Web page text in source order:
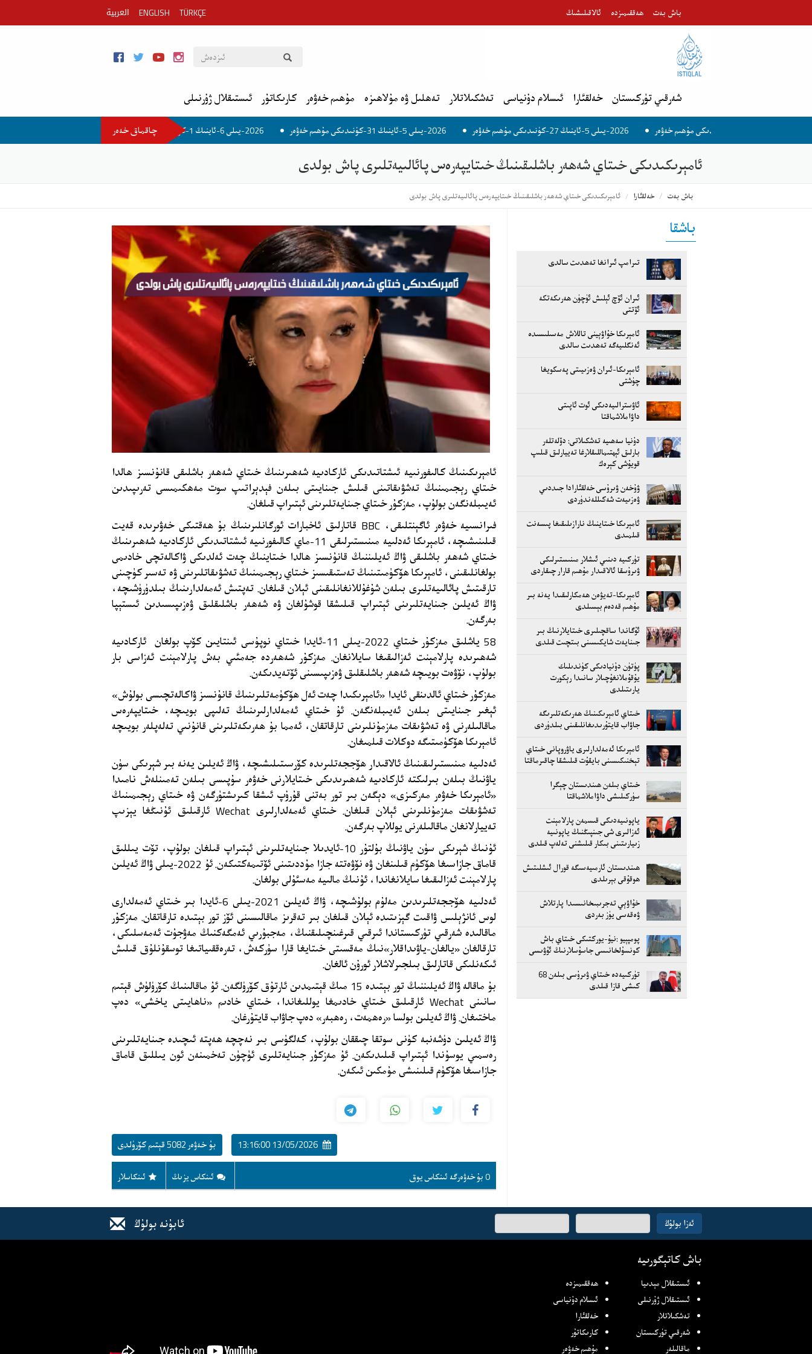
ئالاقىلىشىڭ ھەققىمىزدە باش بەت العربية ENGLISH TÜRKÇE
ئىستىقلال ژۇرنىلى كارىكاتۇر مۇھىم خەۋەر تەھلىل ۋە مۇلاھىزە تەشكىلاتلار ئىسلام دۇنياسى خەلقئارا شەرقىي تۈركىستان
چاقماق خەەر
2026-يىلى 6-ئاينىڭ 1-كۈنىدىكى مۇھىم خەۋەر 2026-يىلى 6-ئاينىڭ 1-كۈنىدىكى مۇھىم خەۋەر 2026-يىلى 5-ئاينىڭ 31-كۈنىدىكى مۇھىم خەۋەر 2026-يىلى 5-ئاينىڭ 27-كۈنىدىكى مۇھىم خەۋەر
ئامېرىكىدىكى خىتاي شەھەر باشلىقىنىڭ خىتايپەرەس پائالىيەتلىرى پاش بولدى
باش بەت خەلقئارا ئامېرىكىدىكى خىتاي شەھەر باشلىقىنىڭ خىتايپەرەس پائالىيەتلىرى پاش بولدى
ئامېرىكىنىڭ كالىفورنىيە ئىشتاتىدىكى ئاركادىيە شەھىرىنىڭ خىتاي شەھەر باشلىقى قانۇنسىز ھالدا
خىتاي رېجىمىنىڭ تەشۋىقاتىنى قىلىش جىنايىتى بىلەن فېدېراتىپ سوت مەھكىمىسى تەرىپىدىن
ئەيىبلەنگەن بولۇپ، مەزكۇر خىتاي جىنايەتلىرىنى ئېتىراپ قىلغان.
فىرانسىيە خەۋەر ئاگېنتلىقى،BBC قاتارلىق ئاخبارات ئورگانلىرىنىڭ بۇ ھەقتىكى خەۋىرىدە قەيت
قىلىنىشىچە، ئامېرىكا ئەدلىيە مىنىستىرلىقى 11-ماي كالىفورنىيە ئىشتاتىدىكى ئاركادىيە شەھىرىنىڭ
خىتاي شەھەر باشلىقى ۋاڭ ئەيلىننىڭ قانۇنسىز ھالدا خىتاينىڭ چەت ئەلدىكى ۋاكالەتچى خادىمى
بولغانلىقىنى، ئامېرىكا ھۆكۈمىتىنىڭ تەستىقىسىز خىتاي رېجىمىنىڭ تەشۋىقاتلىرىنى ۋە تەسىر كۈچىنى
تارقىتىش پائالىيەتلىرى بىلەن شۇغۇللانغانلىقىنى ئېلان قىلغان. تەپتىش ئەمەلدارىنىڭ بىلدۈرۈشىچە،
ۋاڭ ئەيلىن جىنايەتلىرىنى ئېتىراپ قىلىشقا قوشۇلغان ۋە شەھەر باشلىقلىق ۋەزىپىسىدىن ئىستېپا
بەرگەن.
58 ياشلىق مەزكۇر خىتاي 2022-يىلى 11-ئايدا خىتاي نوپۇسى ئىنتايىن كۆپ بولغان ئاركادىيە
شەھىرىدە پارلامېنت ئەزالىقىغا سايلانغان. مەزكۇر شەھەردە جەمئىي بەش پارلامېنت ئەزاسى بار
بولۇپ، نۆۋەت بويىچە شەھەر باشلىقلىق ۋەزىپىسىنى ئۆتەيدىكەن.
مەزكۇر خىتاي ئالدىنقى ئايدا «ئامېرىكىدا چەت ئەل ھۆكۈمەتلىرىنىڭ قانۇنسىز ۋاكالەتچىسى بولۇش»
ئېغىر جىنايىتى بىلەن ئەيىبلەنگەن. ئۇ خىتاي ئەمەلدارلىرىنىڭ تەلىپى بويىچە، خىتايپەرەس
ماقالىلەرنى ۋە تەشۋىقات مەزمۇنلىرىنى تارقاتقان، ئەمما بۇ ھەرىكەتلىرىنى قانۇنىي تەلەپلەر بويىچە
ئامېرىكا ھۆكۈمىتىگە دوكلات قىلمىغان.
ئەدلىيە مىنىستىرلىقىنىڭ ئالاقىدار ھۆججەتلىرىدە كۆرسىتىلىشىچە، ۋاڭ ئەيلىن يەنە بىر شېرىكى سۈن
ياۋنىڭ بىلەن بىرلىكتە ئاركادىيە شەھىرىدىكى خىتايلارنى خەۋەر سۇپىسى بىلەن تەمىنلەش نامىدا
«ئامېرىكا خەۋەر مەركىزى» دېگەن بىر تور بەتنى قۇرۇپ ئىشقا كىرىشتۈرگەن ۋە خىتاي رېجىمىنىڭ
تەشۋىقات مەزمۇنلىرىنى ئېلان قىلغان. خىتاي ئەمەلدارلىرى Wechat ئارقىلىق ئۇنىڭغا يېزىپ
تەييارلانغان ماقالىلەرنى يوللاپ بەرگەن.
ئۇنىڭ شېرىكى سۈن ياۋنىڭ بۇلتۇر 10-ئايدىلا جىنايەتلىرىنى ئېتىراپ قىلغان بولۇپ، تۆت يىللىق
قاماق جازاسىغا ھۆكۈم قىلىنغان ۋە نۆۋەتتە جازا مۇددىتىنى ئۆتىمەكتىكەن. ئۇ 2022-يىلى ۋاڭ ئەيلىن
پارلامېنت ئەزالىقىغا سايلانغاندا، ئۇنىڭ مالىيە مەسئۇلى بولغان.
ئەدلىيە ھۆججەتلىرىدىن مەلۇم بولۇشىچە، ۋاڭ ئەيلىن 2021-يىلى 6-ئايدا بىر خىتاي ئەمەلدارى
لوس ئانژېلىس ۋاقىت گېزىتىدە ئېلان قىلغان بىر تەقرىز ماقالىسىنى ئۆز تور بېتىدە تارقاتقان. مەزكۇر
ماقالىدە شەرقىي تۈركىستاندا ئىرقىي قىرغىنچىلىقنىڭ، مەجبۇرىي ئەمگەكنىڭ مەۋجۇت ئەمەسلىكى،
تارقالغان «يالغان-ياۋىداقلار»نىڭ مەقسىتى خىتايغا قارا سۈركەش، تەرەققىياتىغا توسقۇنلۇق قىلىش
ئىكەنلىكى قاتارلىق بىلجىرلاشلار ئورۇن ئالغان.
بۇ ماقالە ۋاڭ ئەيلىننىڭ تور بېتىدە 15 مىڭ قېتىمدىن ئارتۇق كۆرۈلگەن. ئۇ ماقالىنىڭ كۆرۈلۈش قېتىم
سانىنى Wechat ئارقىلىق خىتاي خادىمغا يوللىغاندا، خىتاي خادىم «ناھايىتى ياخشى» دەپ
ماختىغان. ۋاڭ ئەيلىن بولسا «رەھمەت، رەھبەر» دەپ جاۋاب قايتۇرغان.
ۋاڭ ئەيلىن دۈشەنبە كۈنى سوتقا چىققان بولۇپ، كەلگۈسى بىر نەچچە ھەپتە ئىچىدە جىنايەتلىرىنى
رەسمىي يوسۇندا ئېتىراپ قىلىدىكەن. ئۇ مەزكۇر جىنايەتلىرى ئۈچۈن تەخمىنەن ئون يىللىق قاماق
جازاسىغا ھۆكۈم قىلىنىشى مۇمكىن ئىكەن.
بۇ خەۋەر 5082 قېتىم كۆرۈلدى 13/05/2026 13:16:00
ئىنكاسلار ئىنكاس يزىڭ 0 بۇ خەۋەرگە ئىنكاس يوق
باشقا
تىرامپ ئىرانغا تەھدىت سالدى
ئىران ئۆچ ئېلىش ئۈچۈن ھەرىكەتكە
ئۆتتى
ئامېرىكا خۇاۋېينى تاللاش مەسىلىسىدە
ئەنگلىيەگە تەھدىت سالدى
ئامېرىكا-ئىران ۋەزىيىتى پەسكويغا
چۈشتى
ئاۋسترالىيەدىكى ئوت ئاپىتى
داۋاملاشماقتا
دۇنيا سەھىيە تەشكىلاتى: دۆلەتلەر
بارلىق ئېھتىماللىقلارغا تەييارلىق قىلىپ
قويۇشى كېرەك
ۋۇخەن ۋىرۇسى خەلقئارادا جىددىي
ۋەزىيەت شەكىللەندۈردى
ئامېرىكا خىتاينىڭ نارازىلىقىغا پىسەنت
قىلمىدى
تۈركىيە دىنىي ئىشلار مىنىستىرلىكى
ۋىرۇسقا ئالاقىدار مۇھىم قارار چىقاردى
ئامېرىكا-تەيۋەن ھەمكارلىقىدا يەنە بىر
مۇھىم قەدەم بېسىلدى
ئۇگاندا ساقچىلىرى خىتايلارنىڭ بىر
جىنايەت شايكىسىنى بىتچىت قىلدى
پۈتۈن دۇنيادىكى كۈندىلىك
يۇقۇملانغۇچىلار سانىدا رېكورت
يارىتىلدى
خىتاي ئامېرىكىنىڭ ھەرىكەتلىرىگە
جاۋاب قايتۇرىدىغانلىقىنى بىلدۈردى
ئامېرىكا ئەمەلدارلىرى ياۋروپانى خىتاي
تېخنىكىسىنى بايقۇت قىلىشقا چاقىرماقتا
خىتاي بىلەن ھىندىستان چېگرا
سۈركىلىشى داۋاملاشماقتا
ياپونىيەدىكى قىسمەن پارلامېنت
ئەزالىرى شى جىنپىڭنىڭ ياپونىيە
زىيارىتىنى بىكار قىلىشنى تەلەپ قىلدى
ھىندىستان ئارمىيەسىگە قورال ئىشلىتىش
ھوقۇقى بېرىلدى
خۇاۋېي تەجرىبىخانىسىدا پارتلاش
ۋەقەسى يۈز بەردى
پومپېيو :نيۇ-يوركتىكى خىتاي باش
كونسۇلخانىسى جاسۇسلارنىڭ ئۇۋىسى
تۈركىيەدە خىتاي ۋىرۇسى بىلەن 68
كىشى قازا قىلدى
ئابۇنە بولۇڭ
ئىسىم-
فامىلىڭىز
ئېلخەت
ئادرىسىڭىز
ئەزا بولۇڭ
باش كاتېگورىيە
ئىستىقلال مېدىيا
ھەققىمىزدە
ئىستىقلال ژۇرنىلى
ئىسلام دۇنياسى
تەشكىلاتلار
خەلقئارا
شەرقىي تۈركىستان
كارىكاتۇر
ماقالىلەر
مۇھىم خەۋەر